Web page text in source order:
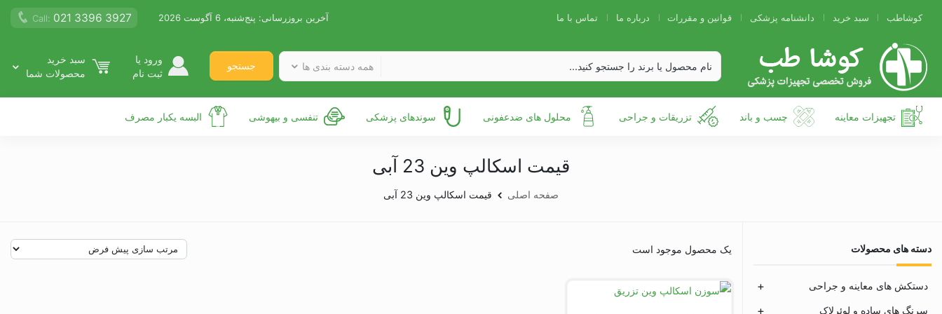
کوشاطب سبد خرید دانشنامه پزشکی قوانین و مقررات درباره ما تماس با ما آخرین بروزرسانی: پنج‌شنبه، 6 آگوست 2026 Call: 021 3396 3927
همه دسته بندی ها جستجو
ورود یا
ثبت نام
سبد خرید
محصولات شما
تجهیزات معاینه چسب و باند تزریقات و جراحی محلول های ضدعفونی سوندهای پزشکی تنفسی و بیهوشی البسه یکبار مصرف
قیمت اسکالپ وین 23 آبی
صفحه اصلی قیمت اسکالپ وین 23 آبی
دسته های محصولات
دستکش های معاینه و جراحی
سرنگ های ساده و لوئرلاک
یک محصول موجود است